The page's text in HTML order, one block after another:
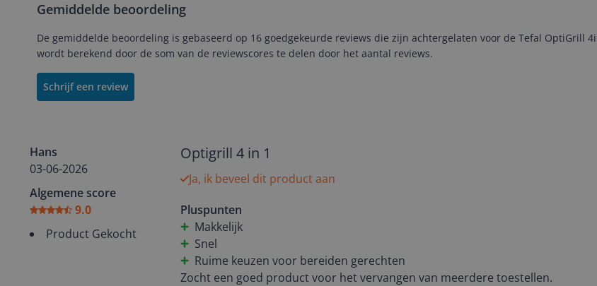
Gemiddelde beoordeling
De gemiddelde beoordeling is gebaseerd op 16 goedgekeurde reviews die zijn achtergelaten voor de Tefal OptiGrill
wordt berekend door de som van de reviewscores te delen door het aantal reviews.
Schrijf een review
Hans
03-06-2026
Algemene score
9.0
Product Gekocht
Optigrill 4 in 1
Zocht een goed product voor het vervangen van meerdere toestellen.
Pluspunten
Makkelijk
Snel
Ruime keuzen voor bereiden gerechten
Ja, ik beveel dit product aan